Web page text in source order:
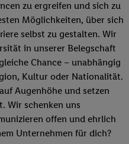
zu ergreifen und sich zu
Möglichkeiten, über sich
selbst zu gestalten. Wir
in unserer Belegschaft
Chance – unabhängig
Kultur oder Nationalität.
Augenhöhe und setzen
Wir schenken uns
offen und ehrlich
Unternehmen für dich?